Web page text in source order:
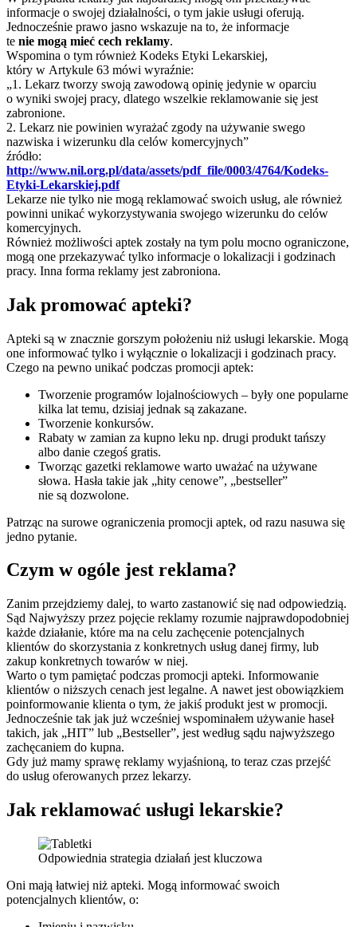
informacje o swojej działalności, o tym jakie usługi oferują.
Jednocześnie prawo jasno wskazuje na to, że informacje
te nie mogą mieć cech reklamy.
Wspomina o tym również Kodeks Etyki Lekarskiej,
który w Artykule 63 mówi wyraźnie:
„1. Lekarz tworzy swoją zawodową opinię jedynie w oparciu
o wyniki swojej pracy, dlatego wszelkie reklamowanie się jest
zabronione.
2. Lekarz nie powinien wyrażać zgody na używanie swego
nazwiska i wizerunku dla celów komercyjnych”
źródło:
http://www.nil.org.pl/data/assets/pdf_file/0003/4764/Kodeks-
Etyki-Lekarskiej.pdf
Lekarze nie tylko nie mogą reklamować swoich usług, ale również
powinni unikać wykorzystywania swojego wizerunku do celów
komercyjnych.
Również możliwości aptek zostały na tym polu mocno ograniczone,
mogą one przekazywać tylko informacje o lokalizacji i godzinach
pracy. Inna forma reklamy jest zabroniona.
Jak promować apteki?
Apteki są w znacznie gorszym położeniu niż usługi lekarskie. Mogą
one informować tylko i wyłącznie o lokalizacji i godzinach pracy.
Czego na pewno unikać podczas promocji aptek:
Tworzenie programów lojalnościowych – były one popularne
kilka lat temu, dzisiaj jednak są zakazane.
Tworzenie konkursów.
Rabaty w zamian za kupno leku np. drugi produkt tańszy
albo danie czegoś gratis.
Tworząc gazetki reklamowe warto uważać na używane
słowa. Hasła takie jak „hity cenowe”, „bestseller”
nie są dozwolone.
Patrząc na surowe ograniczenia promocji aptek, od razu nasuwa się
jedno pytanie.
Czym w ogóle jest reklama?
Zanim przejdziemy dalej, to warto zastanowić się nad odpowiedzią.
Sąd Najwyższy przez pojęcie reklamy rozumie najprawdopodobniej
każde działanie, które ma na celu zachęcenie potencjalnych
klientów do skorzystania z konkretnych usług danej firmy, lub
zakup konkretnych towarów w niej.
Warto o tym pamiętać podczas promocji apteki. Informowanie
klientów o niższych cenach jest legalne. A nawet jest obowiązkiem
poinformowanie klienta o tym, że jakiś produkt jest w promocji.
Jednocześnie tak jak już wcześniej wspominałem używanie haseł
takich, jak „HIT” lub „Bestseller”, jest według sądu najwyższego
zachęcaniem do kupna.
Gdy już mamy sprawę reklamy wyjaśnioną, to teraz czas przejść
do usług oferowanych przez lekarzy.
Jak reklamować usługi lekarskie?
Odpowiednia strategia działań jest kluczowa
Oni mają łatwiej niż apteki. Mogą informować swoich
potencjalnych klientów, o: